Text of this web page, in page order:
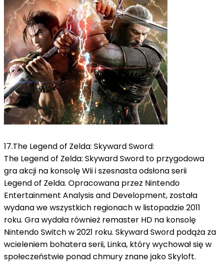
17.The Legend of Zelda: Skyward Sword:
The Legend of Zelda: Skyward Sword to przygodowa
gra akcji na konsolę Wii i szesnasta odsłona serii
Legend of Zelda. Opracowana przez Nintendo
Entertainment Analysis and Development, została
wydana we wszystkich regionach w listopadzie 2011
roku. Gra wydała również remaster HD na konsolę
Nintendo Switch w 2021 roku. Skyward Sword podąża za
wcieleniem bohatera serii, Linka, który wychował się w
społeczeństwie ponadchmury znane jako Skyloft.